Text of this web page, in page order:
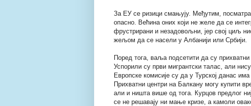
За ЕУ се ризици смањују. Међутим,
опасно. Већина оних који не желе да се
фрустрирани и незадовољни, јер свој циљ
жељом да се насели у Албанији или Србији.
Поред тога, ваља подсетити да су
Успорили су први мигрантски талас, али
Европске комисије су да у Турској данас
Прихватни центри на Балкану могу купити
али и ништа више од тога. Курцов предлог
се не решавају ни мање кризе, а камоли